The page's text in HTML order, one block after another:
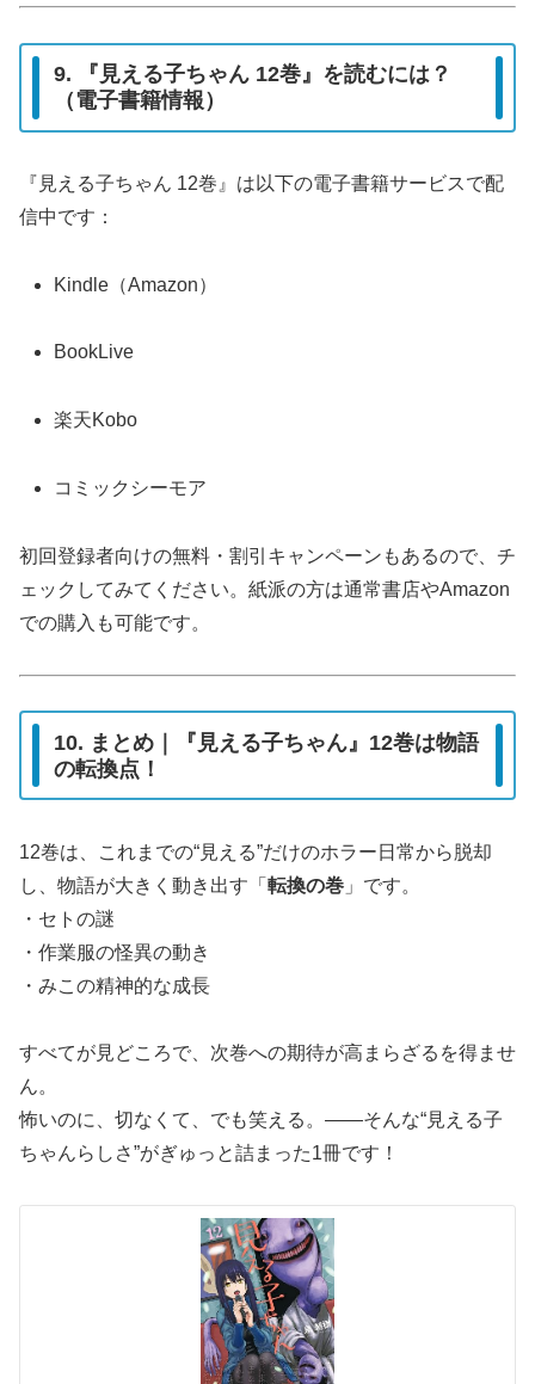
9. 『見える子ちゃん 12巻』を読むには？
（電子書籍情報）
『見える子ちゃん 12巻』は以下の電子書籍サービスで配
信中です：
Kindle（Amazon）
BookLive
楽天Kobo
コミックシーモア
初回登録者向けの無料・割引キャンペーンもあるので、チ
ェックしてみてください。紙派の方は通常書店やAmazon
での購入も可能です。
10. まとめ｜『見える子ちゃん』12巻は物語
の転換点！
12巻は、これまでの“見える”だけのホラー日常から脱却
し、物語が大きく動き出す「 転換の巻 」です。
・セトの謎
・作業服の怪異の動き
・みこの精神的な成長
すべてが見どころで、次巻への期待が高まらざるを得ませ
ん。
怖いのに、切なくて、でも笑える。――そんな“見える子
ちゃんらしさ”がぎゅっと詰まった1冊です！